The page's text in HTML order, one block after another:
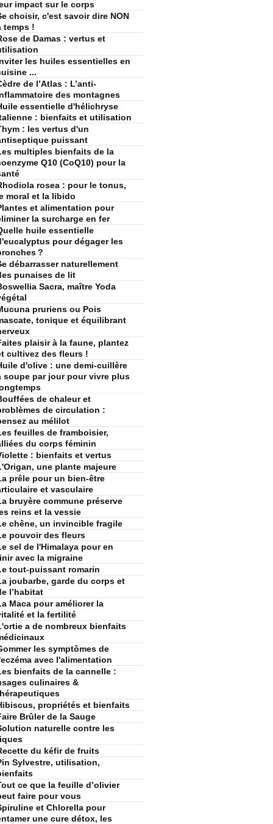
impact sur le corps
choisir, c'est savoir dire NON
temps !
de Damas : vertus et
les huiles essentielles en
...
de l’Atlas : L’anti-
des montagnes
essentielle d'hélichryse
: bienfaits et utilisation
: les vertus d'un
puissant
multiples bienfaits de la
Q10 (CoQ10) pour la
rosea : pour le tonus,
moral et la libido
et alimentation pour
la surcharge en fer
huile essentielle
pour dégager les
?
débarrasser naturellement
punaises de lit
Sacra, maître Yoda
pruriens ou Pois
tonique et équilibrant
plaisir à la faune, plantez
cultivez des fleurs !
d'olive : une demi-cuillère
soupe par jour pour vivre plus
de chaleur et
de circulation :
au mélilot
feuilles de framboisier,
du corps féminin
: bienfaits et vertus
une plante majeure
prêle pour un bien-être
et vasculaire
bruyère commune préserve
reins et la vessie
chêne, un invincible fragile
pouvoir des fleurs
sel de l'Himalaya pour en
avec la migraine
tout-puissant romarin
joubarbe, garde du corps et
l’habitat
Maca pour améliorer la
et la fertilité
a de nombreux bienfaits
les symptômes de
avec l'alimentation
bienfaits de la cannelle :
culinaires &
propriétés et bienfaits
Brûler de la Sauge
naturelle contre les
du kéfir de fruits
Sylvestre, utilisation,
ce que la feuille d’olivier
faire pour vous
et Chlorella pour
une cure détox, les